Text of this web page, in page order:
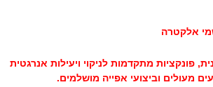
אלקטרה
פונקציות מתקדמות לניקוי ויעילות אנרגטית
מעולים וביצועי אפייה מושלמים.